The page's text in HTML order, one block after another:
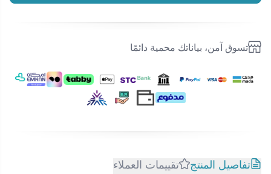
تسوق آمن، بياناتك محمية دائمًا
تفاصيل المنتج تقييمات العملاء